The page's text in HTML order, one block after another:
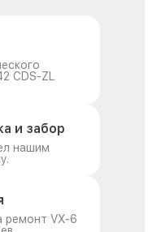
CDS-ZL
и забор
нашим
ремонт VX-6